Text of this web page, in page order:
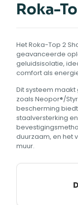
Roka-
Het Roka-Top 2
geavanceerde
geluidsisolatie,
comfort als
Dit systeem
zoals Neopor®/
bescherming
staalversterking
duurzaam, en het
muur.